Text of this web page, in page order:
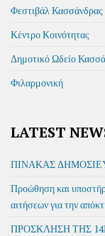
Φεστιβάλ Κασσάνδρας
Κέντρο Κοινότητας
Δημοτικό Ωδείο
Φιλαρμονική
LATEST
ΠΙΝΑΚΑΣ
Προώθηση και
αιτήσεων για την
ΠΡΟΣΚΛΗΣΗ ΤΗΣ